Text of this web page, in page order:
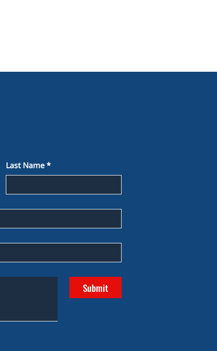
Last Name*
Submit